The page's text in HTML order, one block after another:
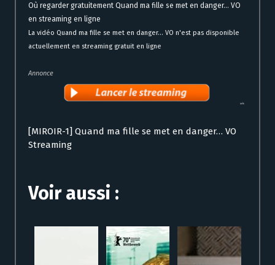
Où regarder gratuitement Quand ma fille se met en danger… VO
en streaming en ligne
La vidéo Quand ma fille se met en danger… VO n'est pas disponible
actuellement en streaming gratuit en ligne
Annonce
[MIROIR-1] Quand ma fille se met en danger… VO
Streaming
Voir aussi :